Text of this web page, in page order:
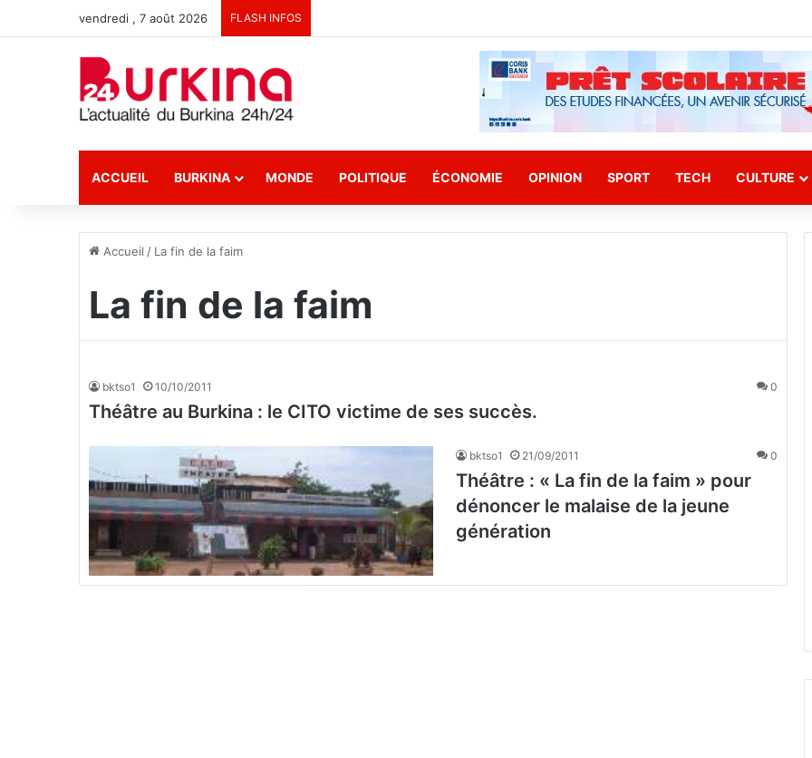
vendredi , 7 août 2026 FLASH INFOS
ACCUEIL BURKINA MONDE POLITIQUE ÉCONOMIE OPINION SPORT TECH CULTURE
Accueil / La fin de la faim
La fin de la faim
bktso1 10/10/2011 0
Théâtre au Burkina : le CITO victime de ses succès.
bktso1 21/09/2011 0
Théâtre : « La fin de la faim » pour
dénoncer le malaise de la jeune
génération